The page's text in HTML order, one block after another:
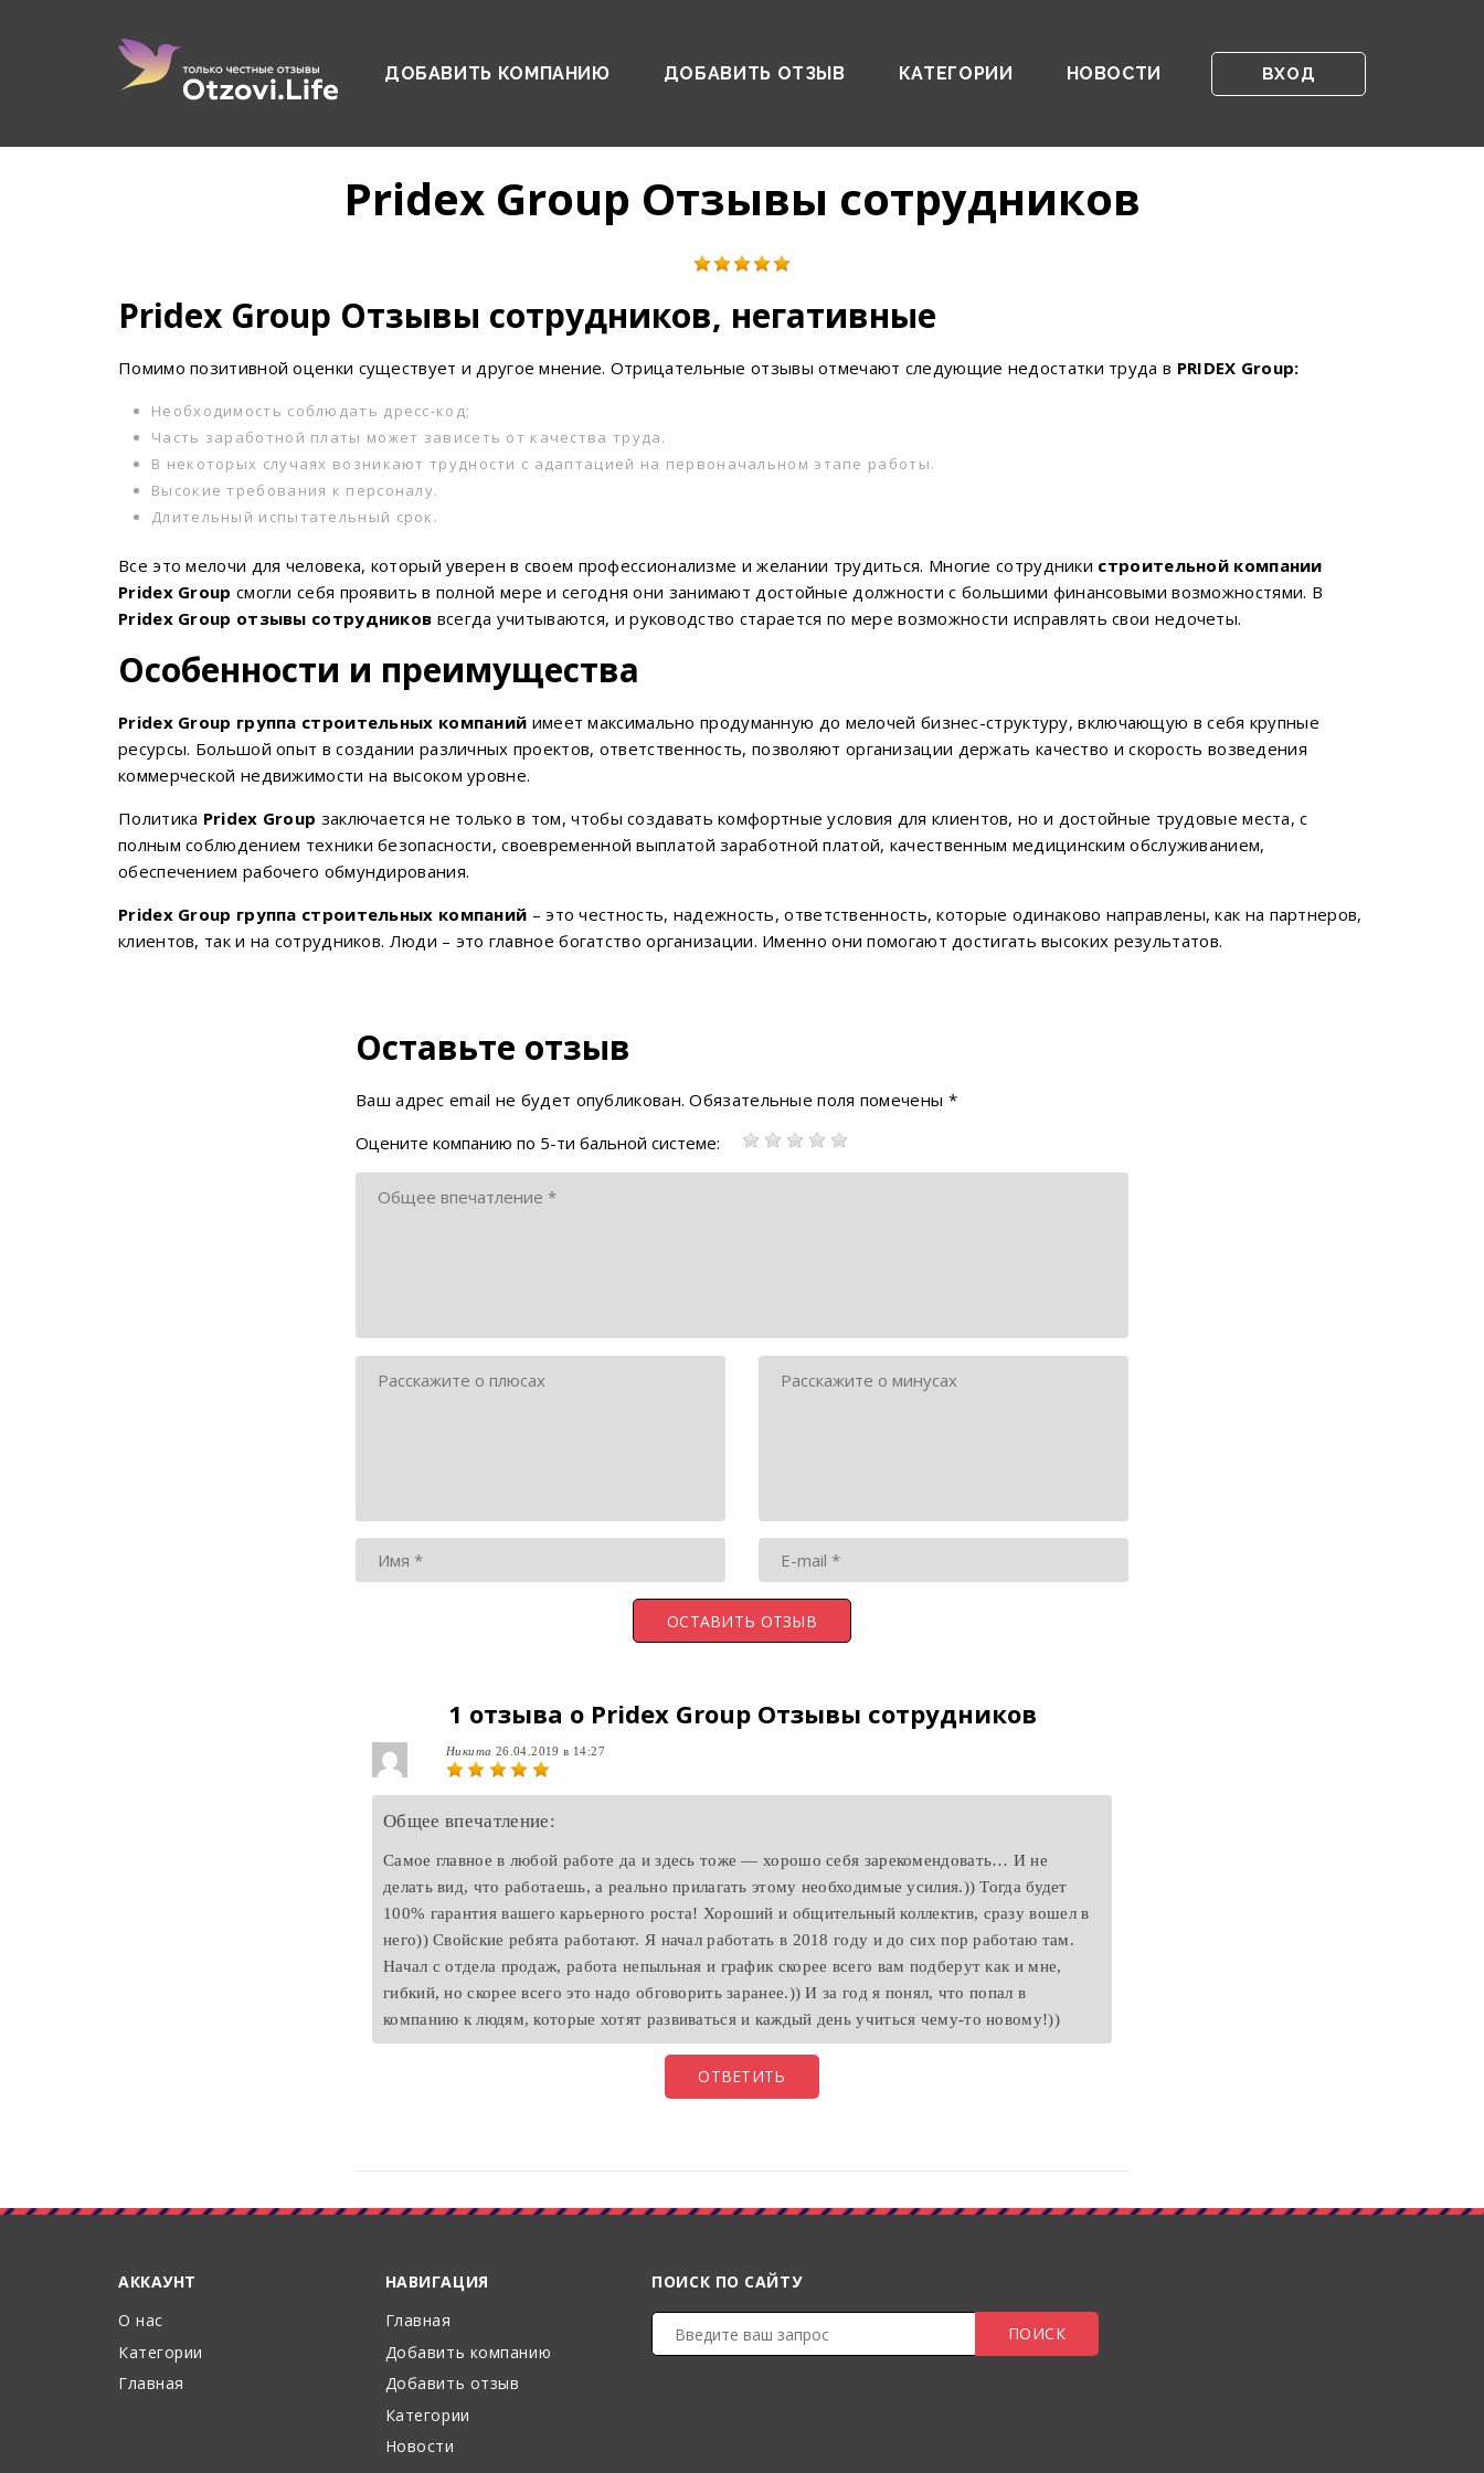
ДОБАВИТЬ КОМПАНИЮ ДОБАВИТЬ ОТЗЫВ КАТЕГОРИИ НОВОСТИ ВХОД
Pridex Group Отзывы сотрудников
Pridex Group Отзывы сотрудников, негативные
Помимо позитивной оценки существует и другое мнение. Отрицательные отзывы отмечают следующие недостатки труда в PRIDEX Group:
Необходимость соблюдать дресс-код;
Часть заработной платы может зависеть от качества труда.
В некоторых случаях возникают трудности с адаптацией на первоначальном этапе работы.
Высокие требования к персоналу.
Длительный испытательный срок.
Все это мелочи для человека, который уверен в своем профессионализме и желании трудиться. Многие сотрудники строительной компании
Pridex Group смогли себя проявить в полной мере и сегодня они занимают достойные должности с большими финансовыми возможностями. В
Pridex Group отзывы сотрудников всегда учитываются, и руководство старается по мере возможности исправлять свои недочеты.
Особенности и преимущества
Pridex Group группа строительных компаний имеет максимально продуманную до мелочей бизнес-структуру, включающую в себя крупные
ресурсы. Большой опыт в создании различных проектов, ответственность, позволяют организации держать качество и скорость возведения
коммерческой недвижимости на высоком уровне.
Политика Pridex Group заключается не только в том, чтобы создавать комфортные условия для клиентов, но и достойные трудовые места, с
полным соблюдением техники безопасности, своевременной выплатой заработной платой, качественным медицинским обслуживанием,
обеспечением рабочего обмундирования.
Pridex Group группа строительных компаний – это честность, надежность, ответственность, которые одинаково направлены, как на партнеров,
клиентов, так и на сотрудников. Люди – это главное богатство организации. Именно они помогают достигать высоких результатов.
Оставьте отзыв
Ваш адрес email не будет опубликован. Обязательные поля помечены *
Оцените компанию по 5-ти бальной системе:
1 отзыва о Pridex Group Отзывы сотрудников
Никита 26.04.2019 в 14:27
Общее впечатление:
Самое главное в любой работе да и здесь тоже — хорошо себя зарекомендовать… И не
делать вид, что работаешь, а реально прилагать этому необходимые усилия.)) Тогда будет
100% гарантия вашего карьерного роста! Хороший и общительный коллектив, сразу вошел в
него)) Свойские ребята работают. Я начал работать в 2018 году и до сих пор работаю там.
Начал с отдела продаж, работа непыльная и график скорее всего вам подберут как и мне,
гибкий, но скорее всего это надо обговорить заранее.)) И за год я понял, что попал в
компанию к людям, которые хотят развиваться и каждый день учиться чему-то новому!))
ОТВЕТИТЬ
АККАУНТ
О нас
Категории
Главная
НАВИГАЦИЯ
Главная
Добавить компанию
Добавить отзыв
Категории
Новости
ПОИСК ПО САЙТУ
ПОИСК